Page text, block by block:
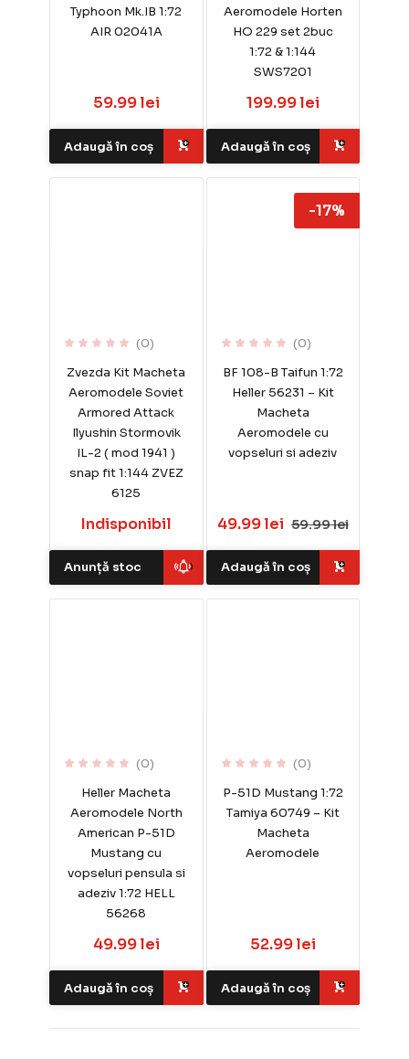
Typhoon Mk.IB 1:72
AIR 02041A
59.99 lei
Adaugă în coș
Aeromodele Horten
HO 229 set 2buc
1:72 & 1:144
SWS7201
199.99 lei
Adaugă în coș
(0)
Zvezda Kit Macheta
Aeromodele Soviet
Armored Attack
Ilyushin Stormovik
IL-2 ( mod 1941 )
snap fit 1:144 ZVEZ
6125
Indisponibil
Anunță stoc
(0)
BF 108-B Taifun 1:72
Heller 56231 – Kit
Macheta
Aeromodele cu
vopseluri si adeziv
49.99 lei 59.99 lei
-17%
Adaugă în coș
(0)
Heller Macheta
Aeromodele North
American P-51D
Mustang cu
vopseluri pensula si
adeziv 1:72 HELL
56268
49.99 lei
Adaugă în coș
(0)
P-51D Mustang 1:72
Tamiya 60749 – Kit
Macheta
Aeromodele
52.99 lei
Adaugă în coș